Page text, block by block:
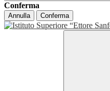
Conferma
Annulla Conferma